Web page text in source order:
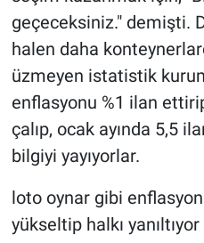
geçeceksiniz." demişti.
halen daha
üzmeyen istatistik
enflasyonu %1 ilan
çalıp, ocak ayında 5,5
bilgiyi yayıyorlar.
loto oynar gibi
yükseltip halkı